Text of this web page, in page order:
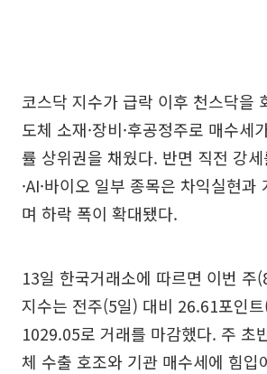
코스닥 지수가 급락 이후 천스닥을
도체 소재·장비·후공정주로 매수세
률 상위권을 채웠다. 반면 직전 강
·AI·바이오 일부 종목은 차익실현과
며 하락 폭이 확대됐다.
13일 한국거래소에 따르면 이번 주
지수는 전주(5일) 대비 26.61포인
1029.05로 거래를 마감했다. 주 초
체 수출 호조와 기관 매수세에 힘입